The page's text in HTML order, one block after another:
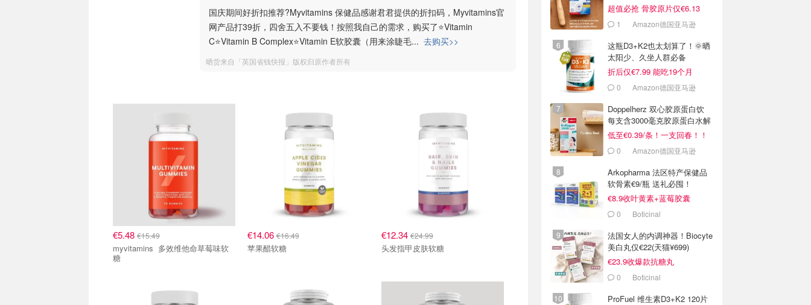
国庆期间好折扣推荐?Myvitamins 保健品感谢君君提供的折扣码，Myvitamins官
网产品打39折，四舍五入不要钱！按照我自己的需求，购买了⭐️Vitamin
C⭐️Vitamin B Complex⭐️Vitamin E软胶囊（用来涂睫毛... 去购买>>
晒货来自「英国省钱快报」版权归原作者所有
€5.48 €15.49
myvitamins 多效维他命草莓味软
糖
€14.06€16.49
苹果醋软糖
€12.34 €24.99
头发指甲皮肤软糖
超值必抢 骨胶原片仅€6.13
1 Amazon德国亚马逊
这瓶D3+K2也太划算了！🌞晒
太阳少、久坐人群必备
折后仅€7.99 能吃19个月
0 Amazon德国亚马逊
Doppelherz 双心胶原蛋白饮
每支含3000毫克胶原蛋白水解
物
低至€0.39/条！一支回春！！
0 Amazon德国亚马逊
Arkopharma 法区特产保健品
软骨素€9/瓶 送礼必囤！
€8.9收叶黄素+蓝莓胶囊
0 Boticinal
法国女人的内调神器！Biocyte
美白丸仅€22(天猫¥699)
€23.9收爆款抗糖丸
0 Boticinal
ProFuel 维生素D3+K2 120片